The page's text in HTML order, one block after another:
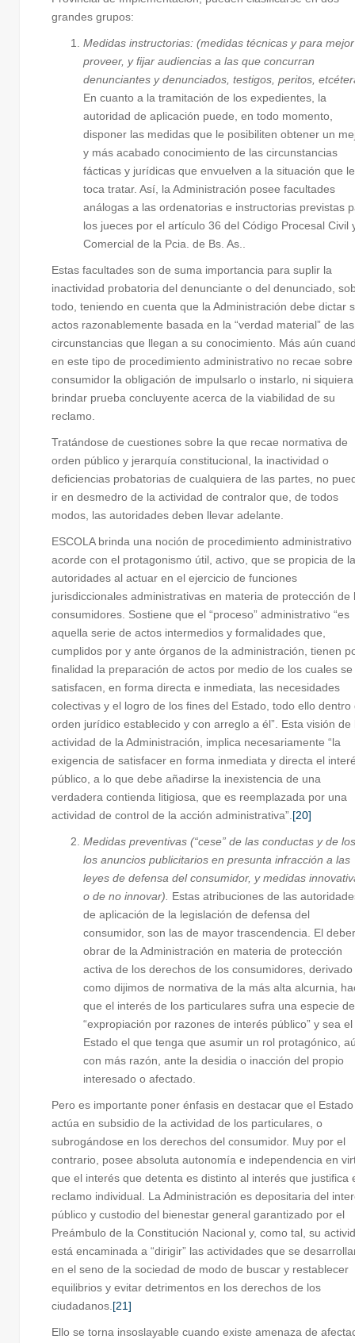
grandes grupos:
Medidas instructorias: (medidas técnicas y para mejor
proveer, y fijar audiencias a las que concurran
denunciantes y denunciados, testigos, peritos,
En cuanto a la tramitación de los expedientes, la
autoridad de aplicación puede, en todo momento,
disponer las medidas que le posibiliten obtener un
y más acabado conocimiento de las circunstancias
fácticas y jurídicas que envuelven a la situación que le
toca tratar. Así, la Administración posee facultades
análogas a las ordenatorias e instructorias previstas
los jueces por el artículo 36 del Código Procesal Civil
Comercial de la Pcia. de Bs. As..
Estas facultades son de suma importancia para suplir la
inactividad probatoria del denunciante o del denunciado,
todo, teniendo en cuenta que la Administración debe dictar
actos razonablemente basada en la “verdad material” de las
circunstancias que llegan a su conocimiento. Más aún
en este tipo de procedimiento administrativo no recae sobre
consumidor la obligación de impulsarlo o instarlo, ni
brindar prueba concluyente acerca de la viabilidad de su
reclamo.
Tratándose de cuestiones sobre la que recae normativa de
orden público y jerarquía constitucional, la inactividad o
deficiencias probatorias de cualquiera de las partes, no
ir en desmedro de la actividad de contralor que, de todos
modos, las autoridades deben llevar adelante.
ESCOLA brinda una noción de procedimiento administrativo
acorde con el protagonismo útil, activo, que se propicia de
autoridades al actuar en el ejercicio de funciones
jurisdiccionales administrativas en materia de protección de
consumidores. Sostiene que el “proceso” administrativo “es
aquella serie de actos intermedios y formalidades que,
cumplidos por y ante órganos de la administración, tienen
finalidad la preparación de actos por medio de los cuales se
satisfacen, en forma directa e inmediata, las necesidades
colectivas y el logro de los fines del Estado, todo ello dentro
orden jurídico establecido y con arreglo a él”. Esta visión de
actividad de la Administración, implica necesariamente “la
exigencia de satisfacer en forma inmediata y directa el
público, a lo que debe añadirse la inexistencia de una
verdadera contienda litigiosa, que es reemplazada por una
actividad de control de la acción administrativa”. [20]
Medidas preventivas (“cese” de las conductas y de
los anuncios publicitarios en presunta infracción a las
leyes de defensa del consumidor, y medidas
o de no innovar).
Estas atribuciones de las
de aplicación de la legislación de defensa del
consumidor, son las de mayor trascendencia. El
obrar de la Administración en materia de protección
activa de los derechos de los consumidores, derivado
como dijimos de normativa de la más alta alcurnia,
que el interés de los particulares sufra una especie de
“expropiación por razones de interés público” y sea el
Estado el que tenga que asumir un rol protagónico,
con más razón, ante la desidia o inacción del propio
interesado o afectado.
Pero es importante poner énfasis en destacar que el
actúa en subsidio de la actividad de los particulares, o
subrogándose en los derechos del consumidor. Muy por el
contrario, posee absoluta autonomía e independencia en
que el interés que detenta es distinto al interés que justifica
reclamo individual. La Administración es depositaria del
público y custodio del bienestar general garantizado por el
Preámbulo de la Constitución Nacional y, como tal, su
está encaminada a “dirigir” las actividades que se
en el seno de la sociedad de modo de buscar y restablecer
equilibrios y evitar detrimentos en los derechos de los
ciudadanos. [21]
Ello se torna insoslayable cuando existe amenaza de